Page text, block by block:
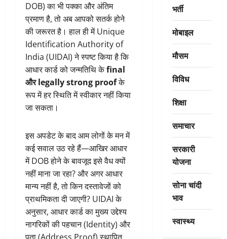
DOB) का भी पक्का और अंतिम
प्रमाण है, तो अब आपको सतर्क होने
की जरूरत है। हाल ही में Unique
Identification Authority of
India (UIDAI) ने स्पष्ट किया है कि
आधार कार्ड को जन्मतिथि केfinal
और legally strong proofके
रूप में हर स्थिति में स्वीकार नहीं किया
जा सकता।
इस अपडेट के बाद आम लोगों के मन में
कई सवाल उठ रहे हैं—आखिर आधार
में DOB होने के बावजूद इसे वैध क्यों
नहीं माना जा रहा? और अगर आधार
मान्य नहीं है, तो किन दस्तावेजों को
प्राथमिकता दी जाएगी? UIDAI के
अनुसार, आधार कार्ड का मुख्य उद्देश्य
नागरिकों की पहचान (Identity) और
भर्ती
मोबाइल
मौसम
विविध
शिक्षा
समाचार
सरकारी
योजना
सोना चांदी
भाव
स्वास्थ्य